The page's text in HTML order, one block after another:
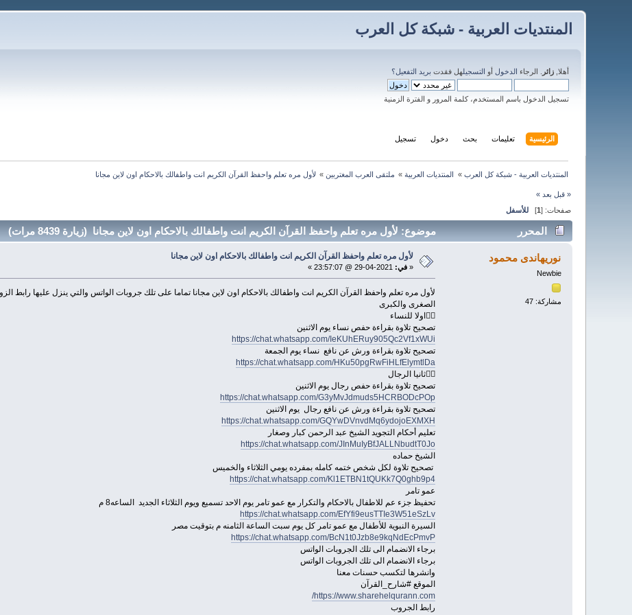
المنتديات العربية - شبكة كل العرب
أهلا,زائر . الرجاء الدخول أو التسجيلهل فقدت بريد التفعيل؟
تسجيل الدخول باسم المستخدم، كلمة المرور و الفترة الزمنية
الرئيسية تعليمات بحث دخول تسجيل
المنتديات العربية - شبكة كل العرب » المنتديات العربية» ملتقى العرب المغتربين » لأول مره تعلم واحفظ القرآن الكريم انت واطفالك بالاحكام اون لاين مجانا
« قبل بعد »
صفحات: [1
]للأسفل
المحرر موضوع: لأول مره تعلم واحفظ القرآن الكريم انت واطفالك بالاحكام اون لاين مجانا (زيارة 8439 مرات)
نوريهاندى محمود
Newbie
مشاركة: 47
لأول مره تعلم واحفظ القرآن الكريم انت واطفالك بالاحكام اون لاين مجانا
«في:
لأول مره تعلم واحفظ القرآن الكريم انت واطفالك بالاحكام اون لاين مجانا تماما على تلك جروبات الواتس والتي ينزل عليها رابط
الصغرى والكبرى
💂‍♀️اولا للنساء
تصحيح تلاوة بقراءة حفص نساء يوم الاثنين
https://chat.whatsapp.com/IeKUhERuy905Qc2Vf1xWUi
تصحيح تلاوة بقراءة ورش عن نافع نساء يوم الجمعة
https://chat.whatsapp.com/HKu50pgRwFiHLfElymtlDa
💂‍♂️ثانيا الرجال
تصحيح تلاوة بقراءة حفص رجال يوم الاثنين
https://chat.whatsapp.com/G3yMvJdmuds5HCRBODcPOp
تصحيح تلاوة بقراءة ورش عن نافع رجال يوم الاثنين
https://chat.whatsapp.com/GQYwDVnvdMq6ydojoEXMXH
تعليم أحكام التجويد الشيخ عبد الرحمن كبار وصغار
https://chat.whatsapp.com/JInMuIyBfJALLNbudtT0Jo
الشيخ حماده
تصحيح تلاوة لكل شخص ختمه كامله بمفرده يومي الثلاثاء والخميس
https://chat.whatsapp.com/Kl1ETBN1tQUKk7Q0ghb9p4
عمو تامر
تحفيظ جزء عم للاطفال بالاحكام والتكرار مع عمو تامر يوم الاحد تسميع ويوم الثلاثاء الجديد الساعه8 م
https://chat.whatsapp.com/EfYfi9eusTTIe3W51eSzLv
السيرة النبوية للأطفال مع عمو تامر كل يوم سبت الساعة الثامنه م بتوقيت مصر
https://chat.whatsapp.com/BcN1t0Jzb8e9kqNdEcPmvP
برجاء الانضمام الى تلك الجروبات الواتس
برجاء الانضمام الى تلك الجروبات الواتس
وانشرها لتكسب حسنات معنا
الموقع #شارح_القرآن
https://www.sharehelqurann.com/
رابط الجروب